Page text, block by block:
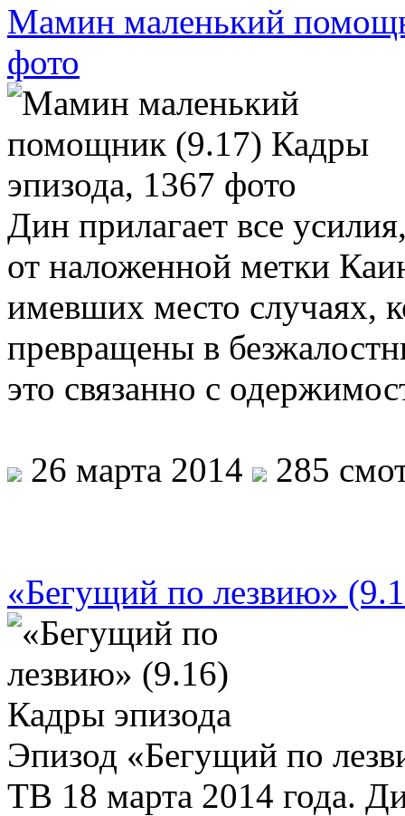
Мамин маленький
фото
Дин прилагает все
от наложенной метки
имевших место случаях,
превращены в
это связанно с
26 марта 2014 285
«Бегущий по лезвию»
Эпизод «Бегущий по
ТВ 18 марта 2014 года.